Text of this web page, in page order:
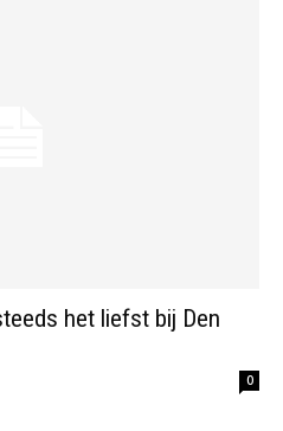
het liefst bij Den
0